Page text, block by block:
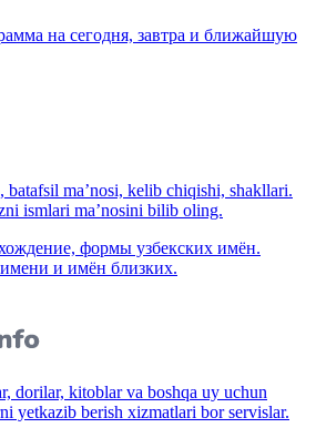
на сегодня, завтра и ближайшую
batafsil ma’nosi, kelib chiqishi, shakllari.
ismlari ma’nosini bilib oling.
формы узбекских имён.
и имён близких.
dorilar, kitoblar va boshqa uy uchun
yetkazib berish xizmatlari bor servislar.